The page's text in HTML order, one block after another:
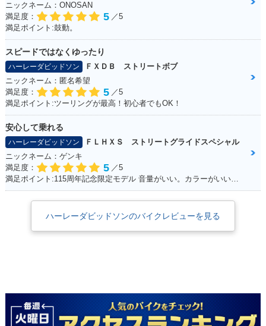
ニックネーム：ONOSAN
満足度：
5 ／5
満足ポイント:鼓動。
スピードではなくゆったり
ハーレーダビッドソン
ＦＸＤＢ ストリートボブ
ニックネーム：匿名希望
満足度：
5 ／5
満足ポイント:ツーリングが最高！初心者でもOK！
安心して乗れる
ハーレーダビッドソン
ＦＬＨＸＳ ストリートグライドスペシャル
ニックネーム：ゲンキ
満足度：
5 ／5
満足ポイント:115周年記念限定モデル 音量がいい。カラーがいい！カムを交換している。音が良くなった。 外観をいじってカスタムしていきたい。
ハーレーダビッドソンのバイクレビューを見る